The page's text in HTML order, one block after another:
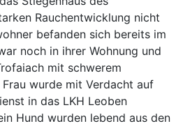
Rauchentwicklung nicht
befanden sich bereits im
noch in ihrer Wohnung und
mit schwerem
wurde mit Verdacht auf
in das LKH Leoben
Hund wurden lebend aus den